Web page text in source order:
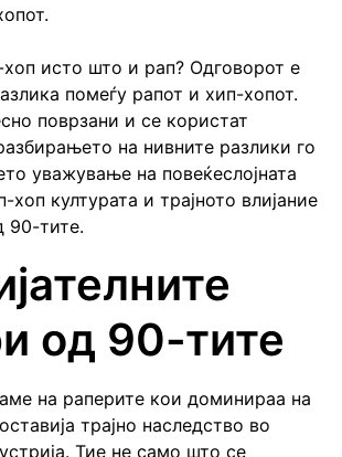
исто што и рап? Одговорот е
помеѓу рапот и хип-хопот.
поврзани и се користат
на нивните разлики го
уважување на повеќеслојната
хоп културата и трајното влијание
90-тите.
од 90-тите
на раперите кои доминираа на
трајно наследство во
Тие не само што се